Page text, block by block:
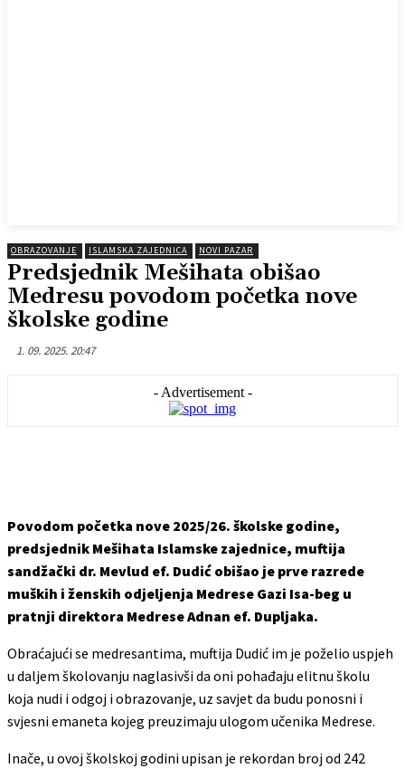
OBRAZOVANJE ISLAMSKA ZAJEDNICA NOVI PAZAR
Predsjednik Mešihata obišao
Medresu povodom početka nove
školske godine
1. 09. 2025. 20:47
- Advertisement -
Povodom početka nove 2025/26. školske godine,
predsjednik Mešihata Islamske zajednice, muftija
sandžački dr. Mevlud ef. Dudić obišao je prve razrede
muških i ženskih odjeljenja Medrese Gazi Isa-beg u
pratnji direktora Medrese Adnan ef. Dupljaka.
Obraćajući se medresantima, muftija Dudić im je poželio uspjeh
u daljem školovanju naglasivši da oni pohađaju elitnu školu
koja nudi i odgoj i obrazovanje, uz savjet da budu ponosni i
svjesni emaneta kojeg preuzimaju ulogom učenika Medrese.
Inače, u ovoj školskoj godini upisan je rekordan broj od 242